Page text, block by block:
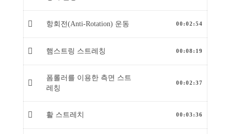
항회전(Anti-Rotation) 운동 00:02:54
햄스트링 스트레칭 00:08:19
폼롤러를 이용한 측면 스트
레칭
00:02:37
활 스트레치 00:03:36